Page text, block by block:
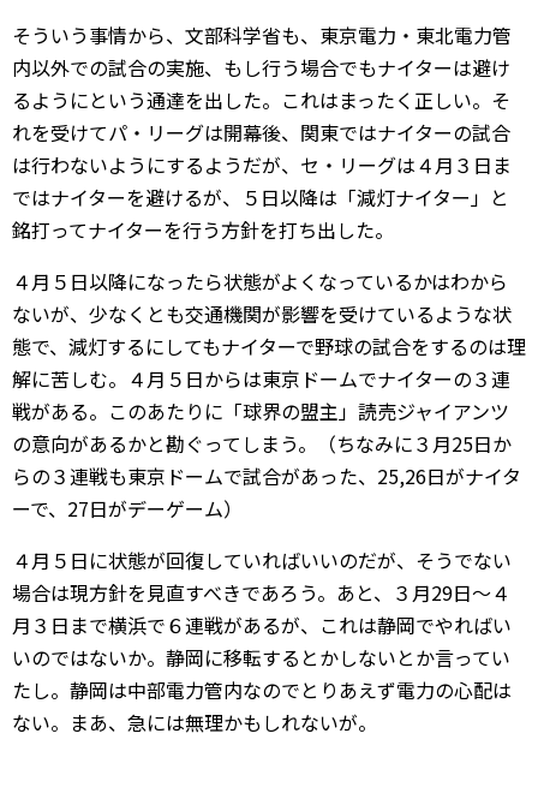
そういう事情から、文部科学省も、東京電力・東北電力管
内以外での試合の実施、もし行う場合でもナイターは避け
るようにという通達を出した。これはまったく正しい。そ
れを受けてパ・リーグは開幕後、関東ではナイターの試合
は行わないようにするようだが、セ・リーグは４月３日ま
ではナイターを避けるが、５日以降は「減灯ナイター」と
銘打ってナイターを行う方針を打ち出した。
４月５日以降になったら状態がよくなっているかはわから
ないが、少なくとも交通機関が影響を受けているような状
態で、減灯するにしてもナイターで野球の試合をするのは理
解に苦しむ。４月５日からは東京ドームでナイターの３連
戦がある。このあたりに「球界の盟主」読売ジャイアンツ
の意向があるかと勘ぐってしまう。（ちなみに３月25日か
らの３連戦も東京ドームで試合があった、25,26日がナイタ
ーで、27日がデーゲーム）
４月５日に状態が回復していればいいのだが、そうでない
場合は現方針を見直すべきであろう。あと、３月29日～４
月３日まで横浜で６連戦があるが、これは静岡でやればい
いのではないか。静岡に移転するとかしないとか言ってい
たし。静岡は中部電力管内なのでとりあえず電力の心配は
ない。まあ、急には無理かもしれないが。